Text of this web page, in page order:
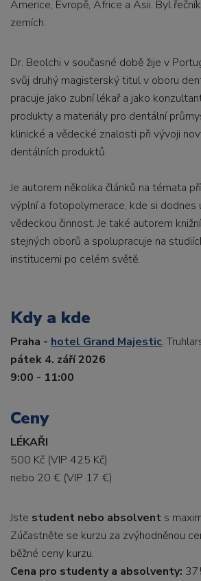
Americe, Evropě, Africe a Asii. Byl
zemích.
Dr. Beolchi v současné době žije v
svůj druhý magisterský titul v oboru
pracuje jako zubní lékař a jako
produkty a materiály pro dentální
klinické a vědecké znalosti při vývoji
dentálních produktů.
Je autorem několika článků na témata
výplní a fotopolymerace, kde si dodnes
vědeckou činnost. Je také autorem
stejných oborů a spolupracuje na
institucemi po celém světě.
Kdy a kde
Praha - hotel Grand Majestic,
pátek 4. září 2026
9:00 - 11:00
Ceny
LÉKAŘI
500 Kč (VIP 425 Kč)
nebo 20 € (VIP 17 €)
Jste student nebo absolvent s
Zúčastněte se kurzu za zvýhodněnou
běžné ceny kurzu.
Cena pro studenty a absolventy: